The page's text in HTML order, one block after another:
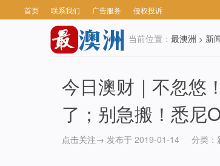
首页 联系我们 广告服务 侵权投诉
当前位置： 最澳洲 > 新
今日澳财｜不忽悠
了；别急搬！悉尼
点击关注→ 发布于 2019-01-14 分类：